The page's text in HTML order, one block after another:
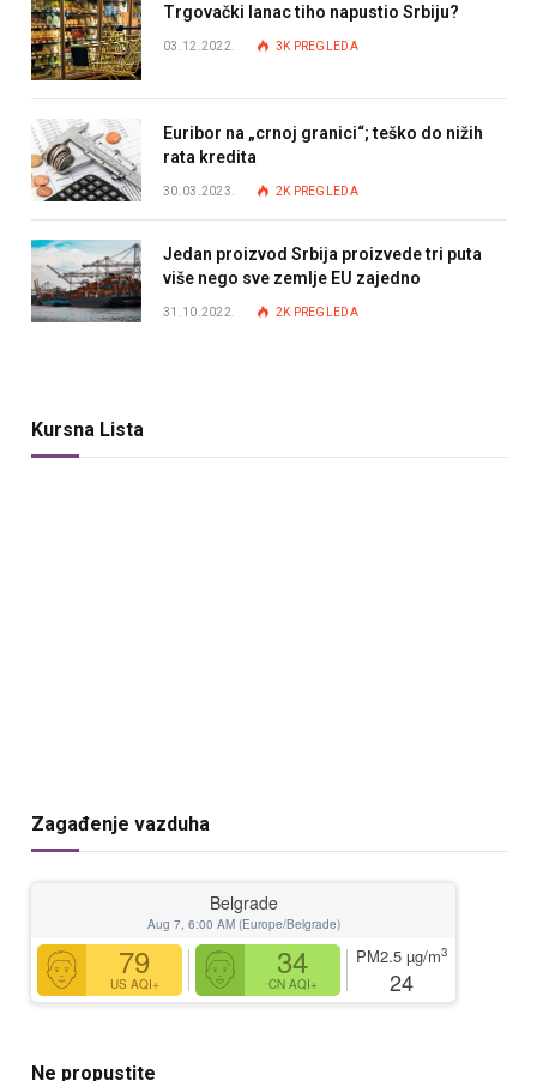
Trgovački lanac tiho napustio Srbiju?
03.12.2022. 3K PREGLEDA
Euribor na „crnoj granici“; teško do nižih
rata kredita
30.03.2023. 2K PREGLEDA
Jedan proizvod Srbija proizvede tri puta
više nego sve zemlje EU zajedno
31.10.2022. 2K PREGLEDA
Kursna Lista
Zagađenje vazduha
Belgrade
Aug 7, 6:00 AM (Europe/Belgrade)
79
US AQI+
34
CN AQI+
PM2.5 µg/m3
24
Ne propustite